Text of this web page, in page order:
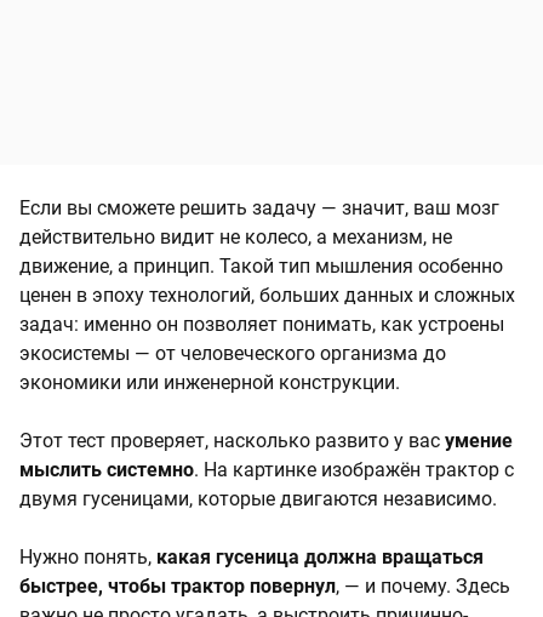
Если вы сможете решить задачу — значит, ваш мозг
действительно видит не колесо, а механизм, не
движение, а принцип. Такой тип мышления особенно
ценен в эпоху технологий, больших данных и сложных
задач: именно он позволяет понимать, как устроены
экосистемы — от человеческого организма до
экономики или инженерной конструкции.
Этот тест проверяет, насколько развито у вас умение
мыслить системно. На картинке изображён трактор с
двумя гусеницами, которые двигаются независимо.
Нужно понять, какая гусеница должна вращаться
быстрее, чтобы трактор повернул, — и почему. Здесь